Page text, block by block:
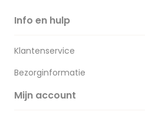
Info en hulp
Klantenservice
Bezorginformatie
Mijn account